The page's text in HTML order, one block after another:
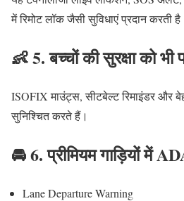
में रिमोट लॉक जैसी सुविधाएं प्रदान करती
👶 5. बच्चों की सुरक्षा को भी
ISOFIX माउंट्स, सीटबेल्ट रिमाइंडर और
सुनिश्चित करते हैं।
🚘 6. प्रीमियम गाड़ियों में
Lane Departure Warning